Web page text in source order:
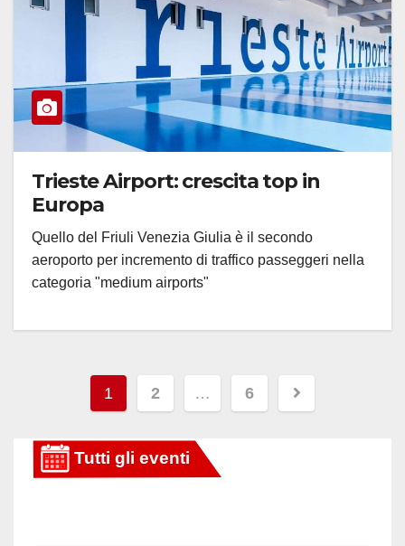
Trieste Airport: crescita top in
Europa
Quello del Friuli Venezia Giulia è il secondo
aeroporto per incremento di traffico passeggeri nella
categoria "medium airports"
Paginazione
degli
articoli
1 2 … 6